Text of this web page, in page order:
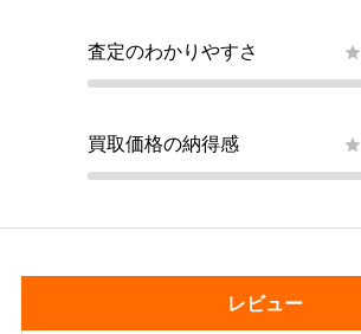
査定のわかりやすさ 
買取価格の納得感 
レビュー